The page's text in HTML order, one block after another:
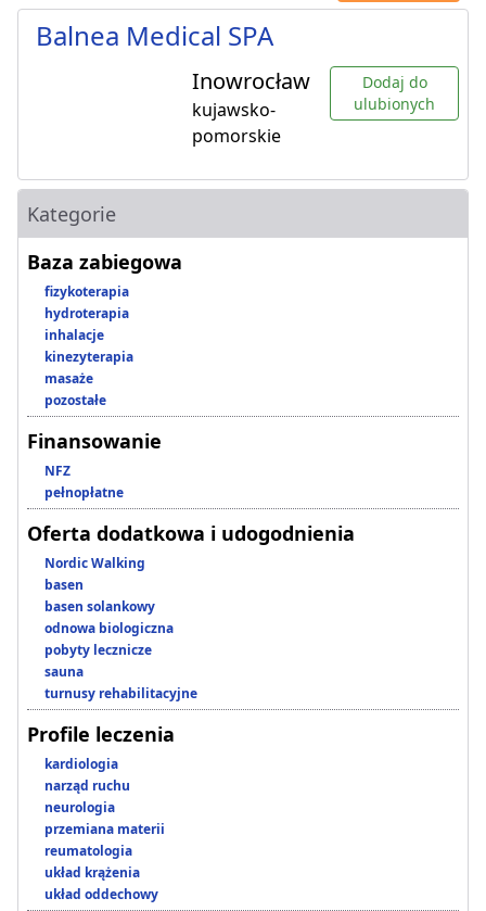
Balnea Medical SPA
Inowrocław
kujawsko-
pomorskie
Dodaj do
ulubionych
Kategorie
Baza zabiegowa
fizykoterapia
hydroterapia
inhalacje
kinezyterapia
masaże
pozostałe
Finansowanie
NFZ
pełnopłatne
Oferta dodatkowa i udogodnienia
Nordic Walking
basen
basen solankowy
odnowa biologiczna
pobyty lecznicze
sauna
turnusy rehabilitacyjne
Profile leczenia
kardiologia
narząd ruchu
neurologia
przemiana materii
reumatologia
układ krążenia
układ oddechowy